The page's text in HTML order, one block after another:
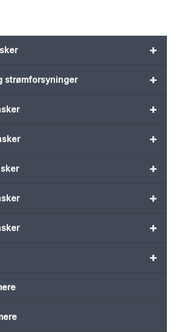
+
+
strømforsyninger
+
+
+
+
+
+